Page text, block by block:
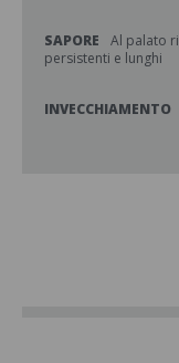
SAPORE
Al palato
persistenti e lunghi
INVECCHIAMENTO